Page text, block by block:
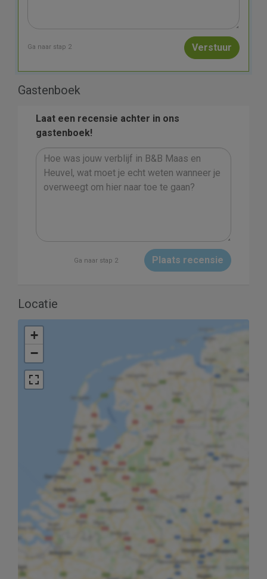
Ga naar stap 2
Gastenboek
Laat een recensie achter in ons
gastenboek!
Ga naar stap 2 Plaats recensie
Locatie
+
−